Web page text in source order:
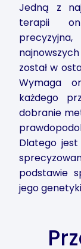
Jedną z
terapii
został w
Wymaga
każdego
dobranie
Dlatego
podstawie
jego